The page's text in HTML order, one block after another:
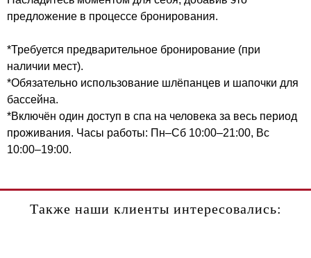
предложение в процессе бронирования.
*Требуется предварительное бронирование (при
наличии мест).
*Обязательно использование шлёпанцев и шапочки для
бассейна.
*Включён один доступ в спа на человека за весь период
проживания. Часы работы: Пн–Сб 10:00–21:00, Вс
10:00–19:00.
Также наши клиенты интересовались: